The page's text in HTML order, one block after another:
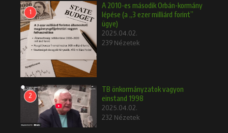
1
A 2010-es második Orbán-kormány
lépése (a „3 ezer milliárd forint”
ügye)
2025.04.02.
239 Nézetek
2
TB önkormányzatok vagyon
einstand 1998
2025.04.02.
232 Nézetek